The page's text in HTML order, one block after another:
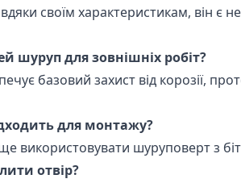
своїм характеристикам, він є
шуруп для зовнішніх робіт?
базовий захист від корозії,
для монтажу?
використовувати шуруповерт з
отвір?